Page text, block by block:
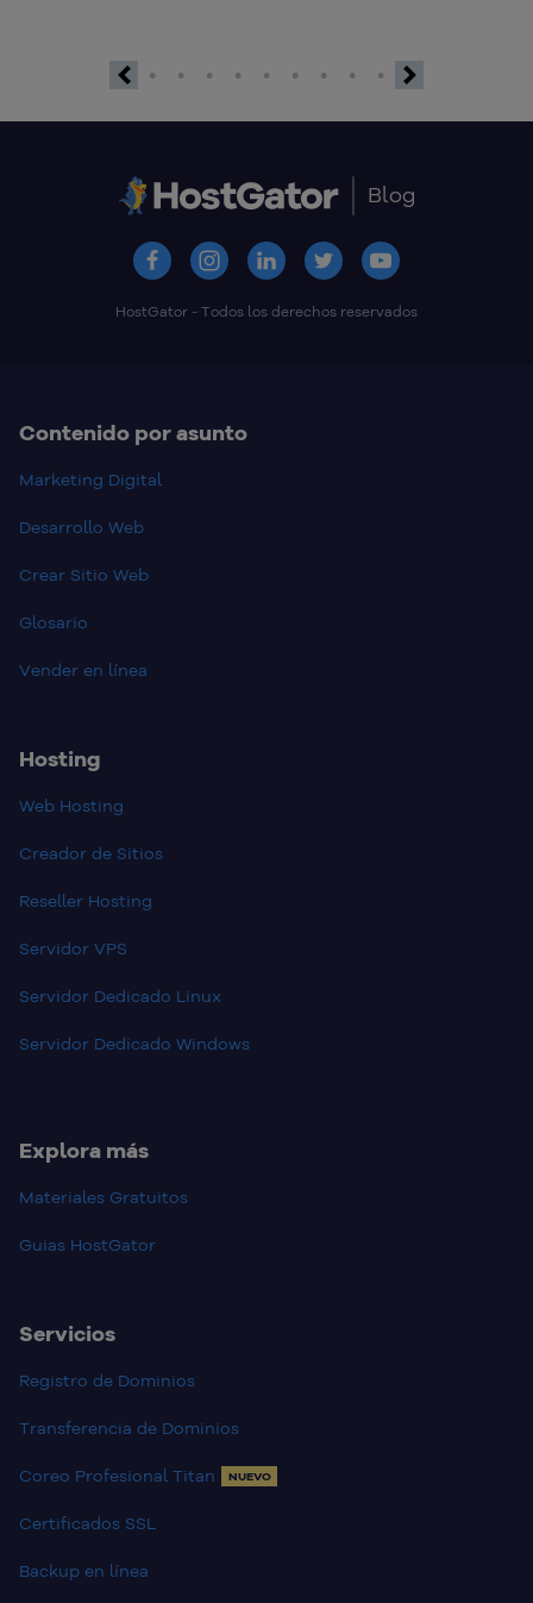
Blog
HostGator - Todos los derechos reservados
Contenido por asunto
Marketing Digital
Desarrollo Web
Crear Sitio Web
Glosario
Vender en línea
Hosting
Web Hosting
Creador de Sitios
Reseller Hosting
Servidor VPS
Servidor Dedicado Linux
Servidor Dedicado Windows
Explora más
Materiales Gratuitos
Guias HostGator
Servicios
Registro de Dominios
Transferencia de Dominios
Coreo Profesional Titan NUEVO
Certificados SSL
Backup en línea